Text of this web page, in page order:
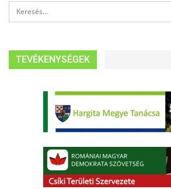
TEVÉKENYSÉGEK